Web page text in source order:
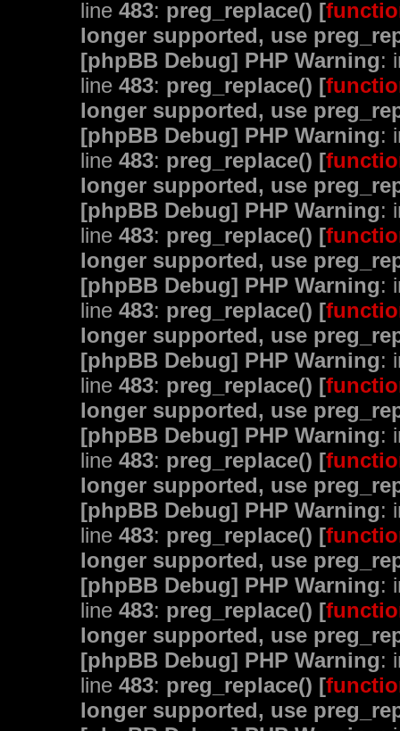
line 483: preg_replace() [
longer supported, use
[phpBB Debug] PHP Warning:
line 483: preg_replace() [
longer supported, use
[phpBB Debug] PHP Warning:
line 483: preg_replace() [
longer supported, use
[phpBB Debug] PHP Warning:
line 483: preg_replace() [
longer supported, use
[phpBB Debug] PHP Warning:
line 483: preg_replace() [
longer supported, use
[phpBB Debug] PHP Warning:
line 483: preg_replace() [
longer supported, use
[phpBB Debug] PHP Warning:
line 483: preg_replace() [
longer supported, use
[phpBB Debug] PHP Warning:
line 483: preg_replace() [
longer supported, use
[phpBB Debug] PHP Warning:
line 483: preg_replace() [
longer supported, use
[phpBB Debug] PHP Warning:
line 483: preg_replace() [
longer supported, use